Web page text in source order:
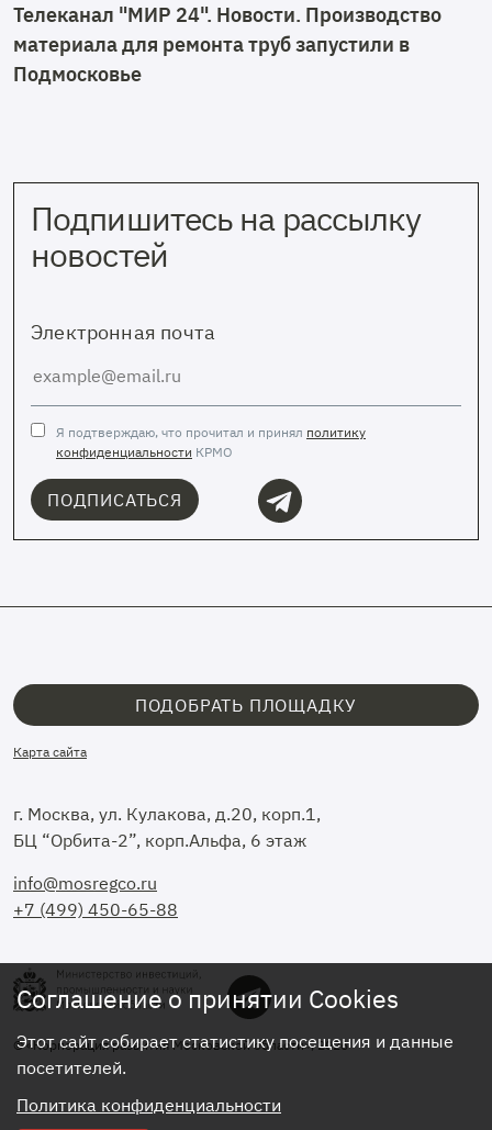
Телеканал "МИР 24". Новости. Производство
материала для ремонта труб запустили в
Подмосковье
Подпишитесь на рассылку
новостей
Электронная почта
Я подтверждаю, что прочитал и принял политику
конфиденциальности КРМО
ПОДПИСАТЬСЯ
info@mosregco.ru
+7 (499) 450-65-88
г. Москва, ул. Кулакова, д.20, корп.1,
БЦ “Орбита-2”, корп.Альфа, 6 этаж
ПОДОБРАТЬ ПЛОЩАДКУ
Карта сайта
© «Корпорация развития Московской области», 2026
Соглашение о принятии Cookies
Этот сайт собирает статистику посещения и данные
посетителей.
Политика конфиденциальности